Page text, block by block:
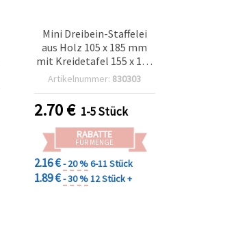
Mini Dreibein-Staffelei
aus Holz 105 x 185 mm
mit Kreidetafel 155 x 115
mm
Artikelnummer: 830303
2.70€ 1-5 Stück
RABATTE
FÜR MENGE
2.16 €- 20 %6-11 Stück
1.89 €- 30 %12 Stück +